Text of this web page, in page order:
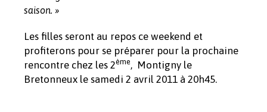
saison. »
Les filles seront au repos ce weekend et
profiterons pour se préparer pour la prochaine
rencontre chez les 2ème, Montigny le
Bretonneux le samedi 2 avril 2011 à 20h45.